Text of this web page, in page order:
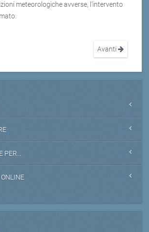
meteorologiche avverse, l'intervento
Avanti
PER...
ONLINE